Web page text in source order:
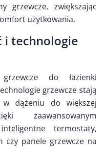
grzewcze, zwiększając
użytkowania.
i technologie
grzewcze do łazienki
grzewcze stają
dążeniu do większej
zaawansowanym
termostaty,
czy panele grzewcze na